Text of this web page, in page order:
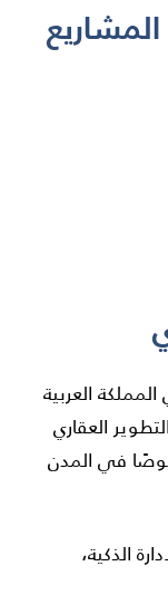
العربية
العقاري
في المدن
الذكية،